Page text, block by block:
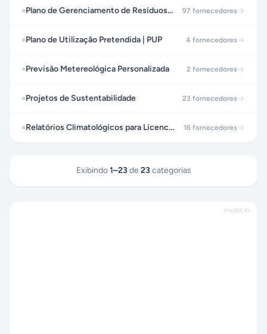
Plano de Gerenciamento de Resíduos Sólidos | PGRS 97 fornecedores
Plano de Utilização Pretendida | PUP 4 fornecedores
Previsão Metereológica Personalizada 2 fornecedores
Projetos de Sustentabilidade 23 fornecedores
Relatórios Climatológicos para Licenciamentos Ambientais 16 fornecedores
Exibindo 1–23 de 23 categorias
ANÚNCIO